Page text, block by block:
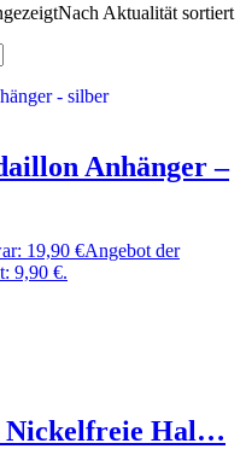
Nach Aktualität sortiert
Anhänger –
19,90 €Angebot der
9,90 €.
Nickelfreie Hal…